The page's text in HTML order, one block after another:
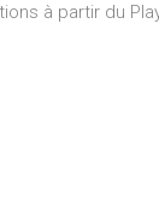
à partir du